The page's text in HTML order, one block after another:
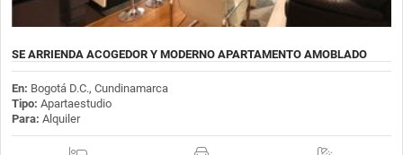
SE ARRIENDA ACOGEDOR Y MODERNO APARTAMENTO AMOBLADO
En: Bogotá D.C., Cundinamarca
Tipo: Apartaestudio
Para: Alquiler